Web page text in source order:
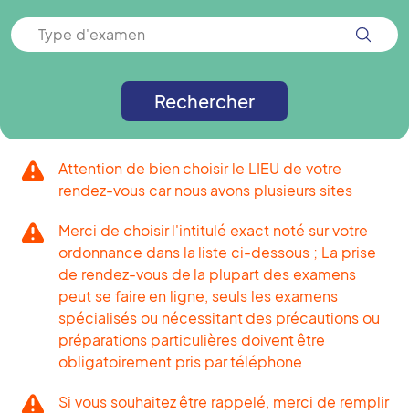
Type d'examen
Rechercher
Attention de bien choisir le LIEU de votre
rendez-vous car nous avons plusieurs sites
Merci de choisir l'intitulé exact noté sur votre
ordonnance dans la liste ci-dessous ; La prise
de rendez-vous de la plupart des examens
peut se faire en ligne, seuls les examens
spécialisés ou nécessitant des précautions ou
préparations particulières doivent être
obligatoirement pris par téléphone
Si vous souhaitez être rappelé, merci de remplir